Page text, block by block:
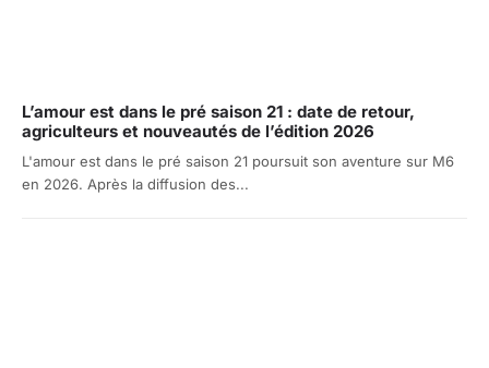
L’amour est dans le pré saison 21 : date de retour,
agriculteurs et nouveautés de l’édition 2026
L'amour est dans le pré saison 21 poursuit son aventure sur M6
en 2026. Après la diffusion des...